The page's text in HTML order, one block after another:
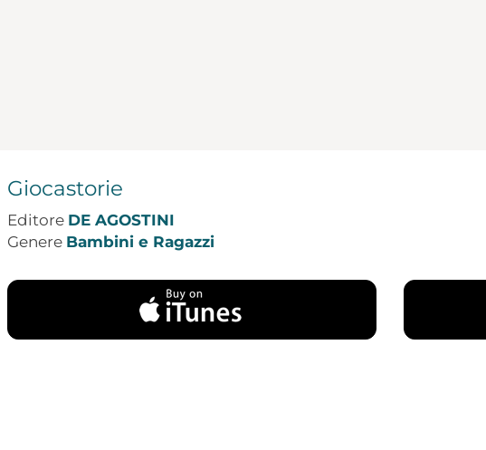
Giocastorie
Editore DE AGOSTINI
Genere Bambini e Ragazzi